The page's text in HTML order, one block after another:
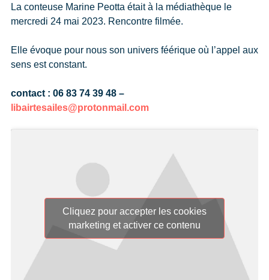
La conteuse Marine Peotta était à la médiathèque le
mercredi 24 mai 2023. Rencontre filmée.
Elle évoque pour nous son univers féérique où l’appel aux
sens est constant.
contact : 06 83 74 39 48 –
libairtesailes@protonmail.com
Cliquez pour accepter les cookies
marketing et activer ce contenu